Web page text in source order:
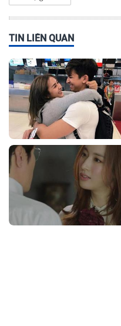
TIN LIÊN QUAN